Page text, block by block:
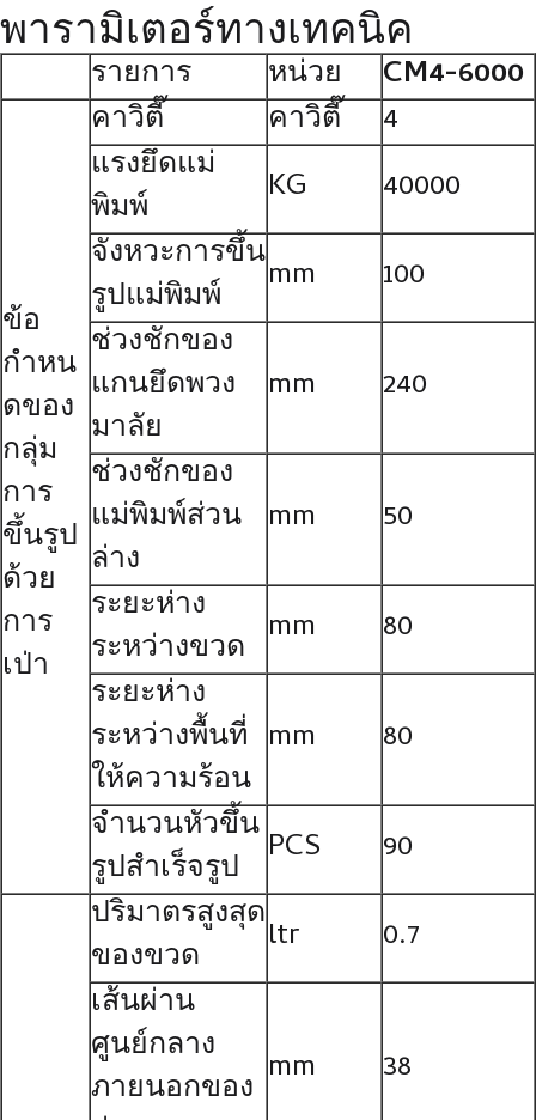
พารามิเตอร์ทางเทคนิค
รายการ หน่วย CM4-6000
ข้อ
กำหน
ดของ
กลุ่ม
การ
ขึ้นรูป
ด้วย
การ
เป่า
คาวิตี๊ คาวิตี๊
4
แรงยึดแม่
พิมพ์
KG
40000
จังหวะการขึ้น
รูปแม่พิมพ์
mm
100
ช่วงชักของ
แกนยึดพวง
มาลัย
mm
240
ช่วงชักของ
แม่พิมพ์ส่วน
ล่าง
mm
50
ระยะห่าง
ระหว่างขวด mm
80
ระยะห่าง
ระหว่างพื้นที่
ให้ความร้อน
mm
80
จำนวนหัวขึ้น
รูปสำเร็จรูป
PCS 90
ปริมาตรสูงสุด
ของขวด
ltr
0.7
เส้นผ่าน
ศูนย์กลาง
ภายนอกของ mm 38